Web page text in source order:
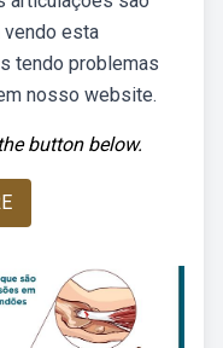
esta
tendo problemas
nosso website.
button below.